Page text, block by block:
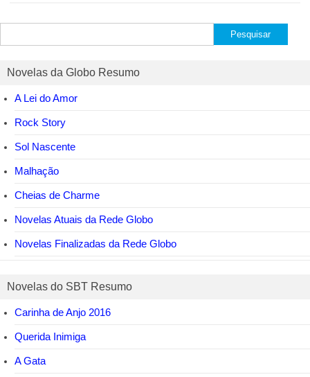
por:
Novelas da Globo Resumo
A Lei do Amor
Rock Story
Sol Nascente
Malhação
Cheias de Charme
Novelas Atuais da Rede Globo
Novelas Finalizadas da Rede Globo
Novelas do SBT Resumo
Carinha de Anjo 2016
Querida Inimiga
A Gata